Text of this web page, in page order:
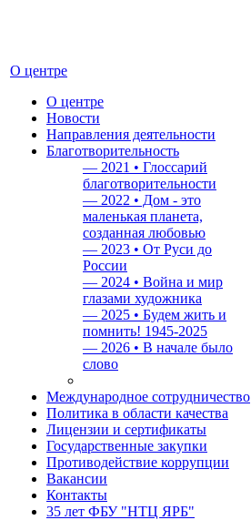
О центре
О центре
Новости
Направления деятельности
Благотворительность
— 2021 • Глоссарий
благотворительности
— 2022 • Дом - это
маленькая планета,
созданная любовью
— 2023 • От Руси до
России
— 2024 • Война и мир
глазами художника
— 2025 • Будем жить и
помнить! 1945-2025
— 2026 • В начале было
слово
Международное сотрудничество
Политика в области качества
Лицензии и сертификаты
Государственные закупки
Противодействие коррупции
Вакансии
Контакты
35 лет ФБУ "НТЦ ЯРБ"